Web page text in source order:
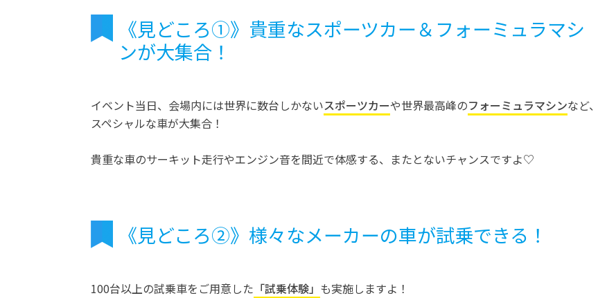
《見どころ①》貴重なスポーツカー＆フォーミュラマシ
ンが大集合！
イベント当日、会場内には世界に数台しかないスポーツカーや世界最高峰のフォーミュラマシンなど、
スペシャルな車が大集合！
貴重な車のサーキット走行やエンジン音を間近で体感する、またとないチャンスですよ♡
《見どころ②》様々なメーカーの車が試乗できる！
100台以上の試乗車をご用意した 「試乗体験」 も実施しますよ！